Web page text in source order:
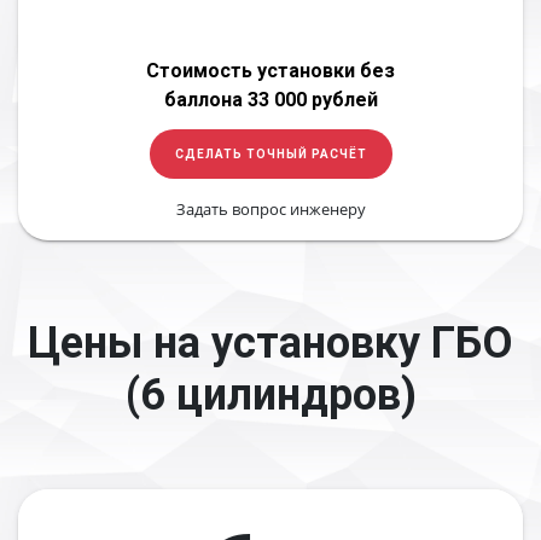
Стоимость установки без
баллона 33 000 рублей
СДЕЛАТЬ ТОЧНЫЙ РАСЧЁТ
Задать вопрос инженеру
Цены на установку ГБО
(6 цилиндров)